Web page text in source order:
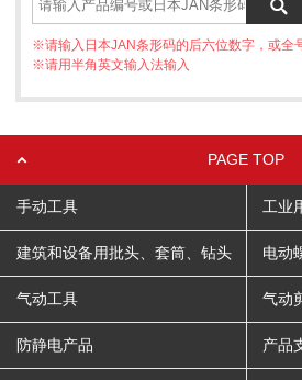
※请输入日本JAN条形码的后六位数字，或全
※请用半角英文输入法输入
PAGE TOP
手动工具 工业
建筑和设备用批头、套筒、钻头 电动
气动工具 气动
防静电产品 产品